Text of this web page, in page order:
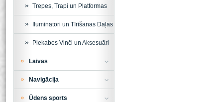
Trepes, Trapi un Platformas
Iluminatori un Tīrīšanas Daļas
Piekabes Vinči un Aksesuāri
Laivas
Navigācija
Ūdens sports